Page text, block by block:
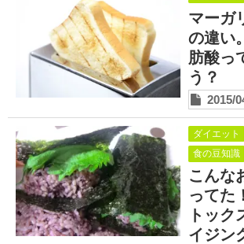
マーガ
の違い
肪酸っ
う？
2015/
ダイエット
食の豆知識
こんな
ってた
トック
イジン